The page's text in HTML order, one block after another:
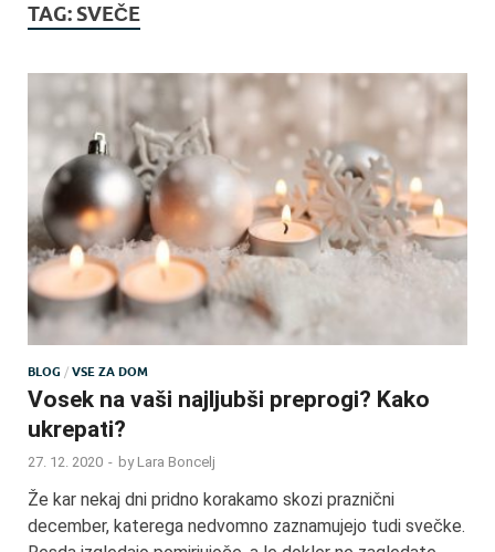
TAG: SVEČE
BLOG / VSE ZA DOM
Vosek na vaši najljubši preprogi? Kako
ukrepati?
27. 12. 2020 - by Lara Boncelj
Že kar nekaj dni pridno korakamo skozi praznični
december, katerega nedvomno zaznamujejo tudi svečke.